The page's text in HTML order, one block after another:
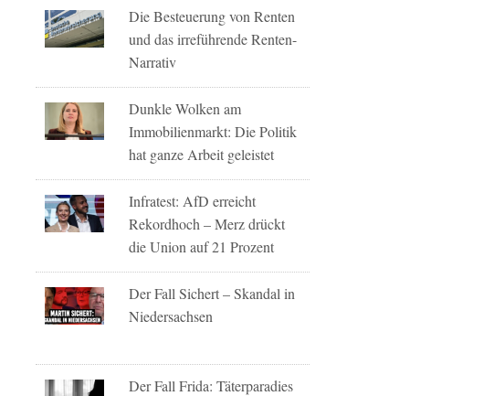
Die Besteuerung von Renten
und das irreführende Renten-
Narrativ
Dunkle Wolken am
Immobilienmarkt: Die Politik
hat ganze Arbeit geleistet
Infratest: AfD erreicht
Rekordhoch – Merz drückt
die Union auf 21 Prozent
Der Fall Sichert – Skandal in
Niedersachsen
Der Fall Frida: Täterparadies